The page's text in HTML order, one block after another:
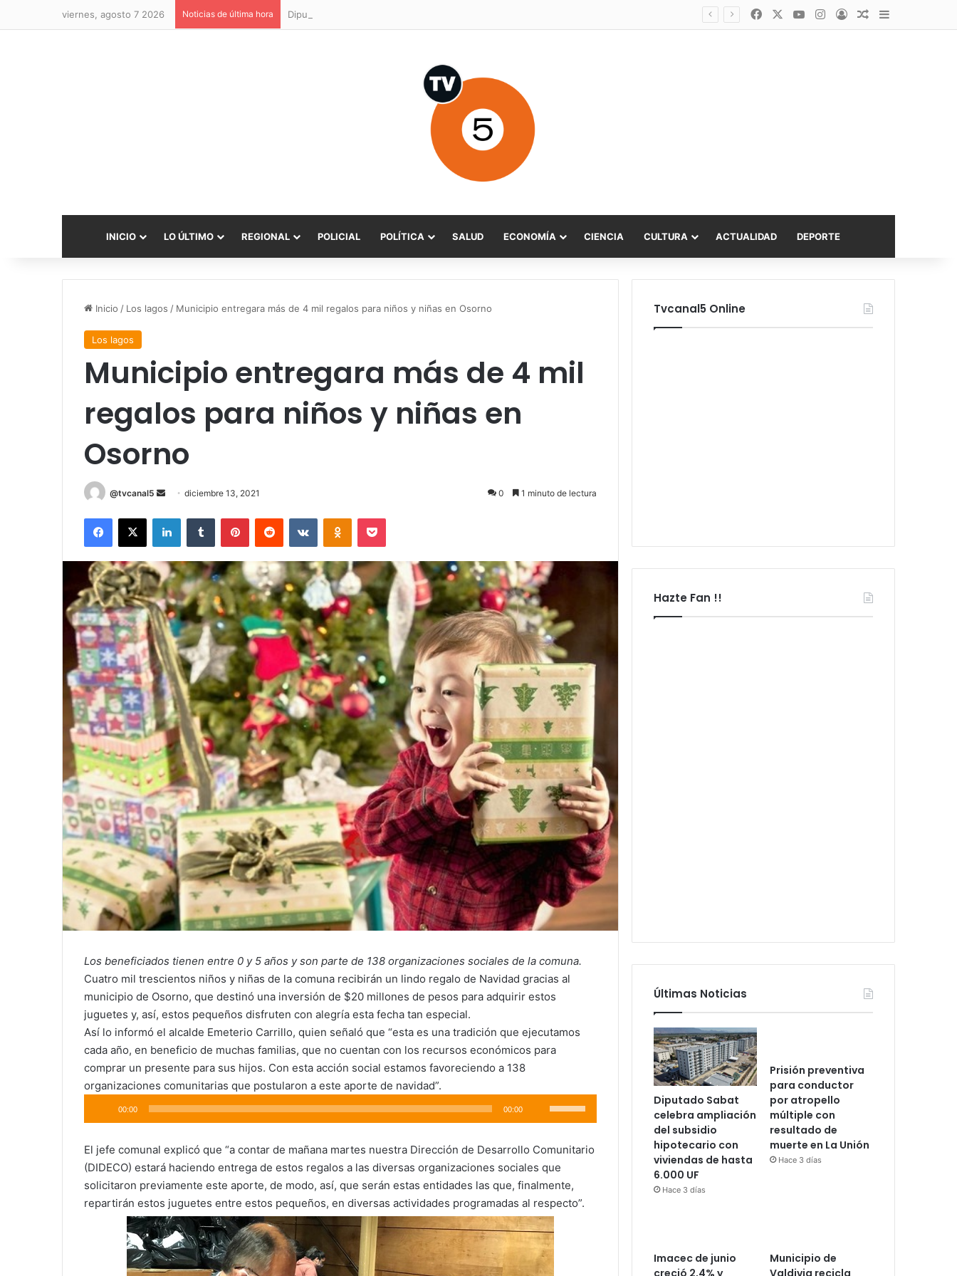
viernes, agosto 7 2026 Noticias de última hora FacebookYouTubeInstagram
AccesoPublicación al
Barra lateral
INICIO LO ÚLTIMO REGIONAL POLICIAL POLÍTICA SALUD ECONOMÍA CIENCIA CULTURA ACTUALIDAD DEPORTE
Inicio / Los lagos / Municipio entregara más de 4 mil regalos para niños y niñas en Osorno
Los lagos
Municipio entregara más de 4 mil
regalos para niños y niñas en
Osorno
@tvcanal5
Send
email
diciembre 13, 2021 0 1 minuto de lectura
Facebook
X LinkedInTumblr PinterestReddit VKontakteOdnoklassniki
Pocket
Los beneficiados tienen entre 0 y 5 años y son parte de 138 organizaciones sociales de la comuna.
Cuatro mil trescientos niños y niñas de la comuna recibirán un lindo regalo de Navidad gracias al
municipio de Osorno, que destinó una inversión de $20 millones de pesos para adquirir estos
juguetes y, así, estos pequeños disfruten con alegría esta fecha tan especial.
Así lo informó el alcalde Emeterio Carrillo, quien señaló que “esta es una tradición que ejecutamos
cada año, en beneficio de muchas familias, que no cuentan con los recursos económicos para
comprar un presente para sus hijos. Con esta acción social estamos favoreciendo a 138
organizaciones comunitarias que postularon a este aporte de navidad”.
de
00:00 00:00
las
de
flecha
arriba/abajo
para
aumentar
o
El jefe comunal explicó que “a contar de mañana martes nuestra Dirección de Desarrollo Comunitario
(DIDECO) estará haciendo entrega de estos regalos a las diversas organizaciones sociales que
solicitaron previamente este aporte, de modo, así, que serán estas entidades las que, finalmente,
repartirán estos juguetes entre estos pequeños, en diversas actividades programadas al respecto”.
Tvcanal5 Online
Hazte Fan !!
Últimas Noticias
Diputado Sabat
celebra ampliación
del subsidio
hipotecario con
viviendas de hasta
6.000 UF
Hace 3 días
Prisión preventiva
para conductor
por atropello
múltiple con
resultado de
muerte en La Unión
Hace 3 días
Imacec de junio
creció 2,4% y
Municipio de
Valdivia recicla